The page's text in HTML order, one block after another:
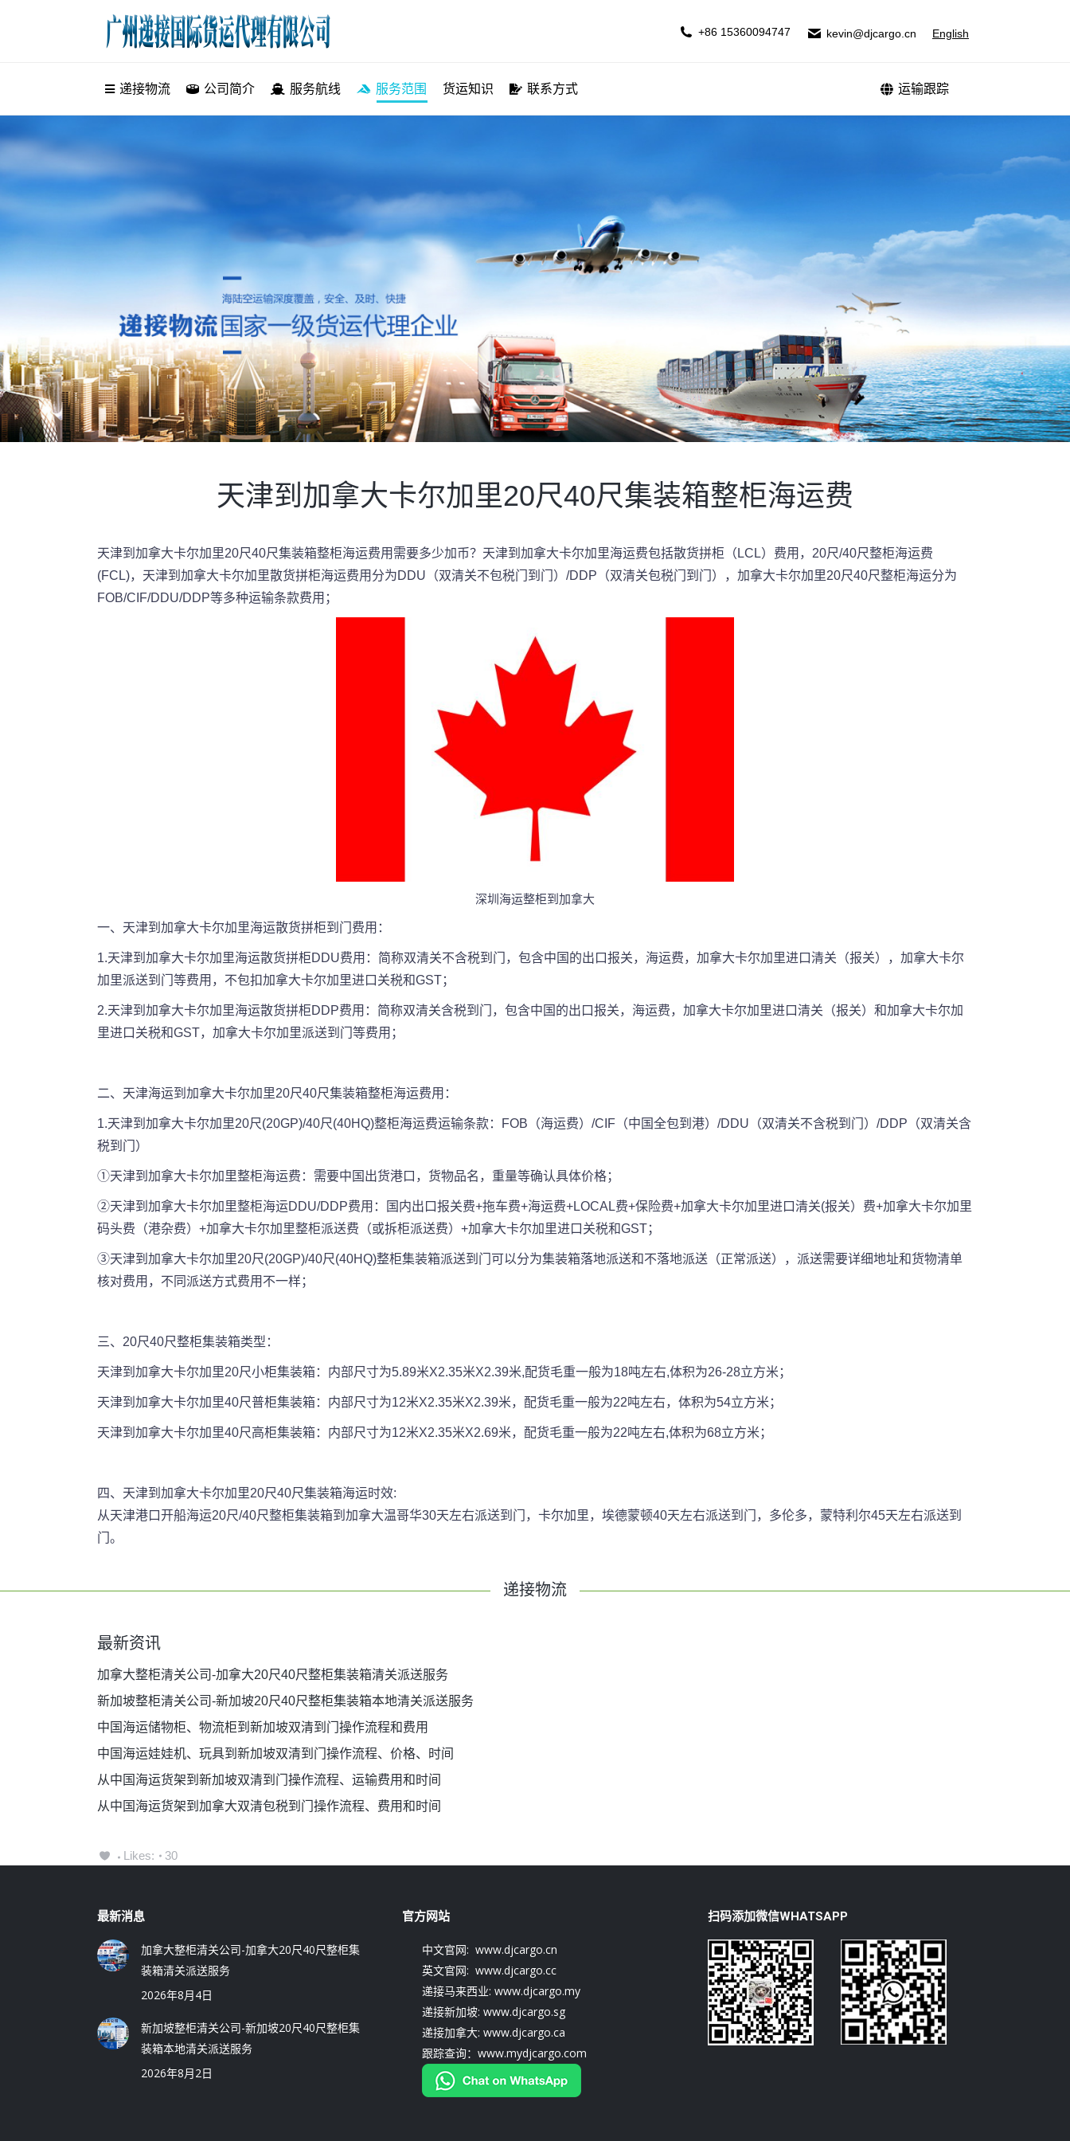
+86 15360094747 kevin@djcargo.cn English
递接物流 公司简介 服务航线 服务范围 货运知识 联系方式 运输跟踪
天津到加拿大卡尔加里20尺40尺集装箱整柜海运费
天津到加拿大卡尔加里20尺40尺集装箱整柜海运费用需要多少加币？天津到加拿大卡尔加里海运费包括散货拼柜（LCL）费用，20尺/40尺整柜海运费
(FCL)，天津到加拿大卡尔加里散货拼柜海运费用分为DDU（双清关不包税门到门）/DDP（双清关包税门到门），加拿大卡尔加里20尺40尺整柜海运分为
FOB/CIF/DDU/DDP等多种运输条款费用；
深圳海运整柜到加拿大
一、天津到加拿大卡尔加里海运散货拼柜到门费用：
1.天津到加拿大卡尔加里海运散货拼柜DDU费用：简称双清关不含税到门，包含中国的出口报关，海运费，加拿大卡尔加里进口清关（报关），加拿大卡尔
加里派送到门等费用，不包扣加拿大卡尔加里进口关税和GST；
2.天津到加拿大卡尔加里海运散货拼柜DDP费用：简称双清关含税到门，包含中国的出口报关，海运费，加拿大卡尔加里进口清关（报关）和加拿大卡尔加
里进口关税和GST，加拿大卡尔加里派送到门等费用；
二、天津海运到加拿大卡尔加里20尺40尺集装箱整柜海运费用：
1.天津到加拿大卡尔加里20尺(20GP)/40尺(40HQ)整柜海运费运输条款：FOB（海运费）/CIF（中国全包到港）/DDU（双清关不含税到门）/DDP（双清关含
税到门）
①天津到加拿大卡尔加里整柜海运费：需要中国出货港口，货物品名，重量等确认具体价格；
②天津到加拿大卡尔加里整柜海运DDU/DDP费用：国内出口报关费+拖车费+海运费+LOCAL费+保险费+加拿大卡尔加里进口清关(报关）费+加拿大卡尔加里
码头费（港杂费）+加拿大卡尔加里整柜派送费（或拆柜派送费）+加拿大卡尔加里进口关税和GST；
③天津到加拿大卡尔加里20尺(20GP)/40尺(40HQ)整柜集装箱派送到门可以分为集装箱落地派送和不落地派送（正常派送），派送需要详细地址和货物清单
核对费用，不同派送方式费用不一样；
三、20尺40尺整柜集装箱类型：
天津到加拿大卡尔加里20尺小柜集装箱：内部尺寸为5.89米X2.35米X2.39米,配货毛重一般为18吨左右,体积为26-28立方米；
天津到加拿大卡尔加里40尺普柜集装箱：内部尺寸为12米X2.35米X2.39米，配货毛重一般为22吨左右，体积为54立方米；
天津到加拿大卡尔加里40尺高柜集装箱：内部尺寸为12米X2.35米X2.69米，配货毛重一般为22吨左右,体积为68立方米；
四、天津到加拿大卡尔加里20尺40尺集装箱海运时效:
从天津港口开船海运20尺/40尺整柜集装箱到加拿大温哥华30天左右派送到门，卡尔加里，埃德蒙顿40天左右派送到门，多伦多，蒙特利尔45天左右派送到
门。
递接物流
最新资讯
加拿大整柜清关公司-加拿大20尺40尺整柜集装箱清关派送服务
新加坡整柜清关公司-新加坡20尺40尺整柜集装箱本地清关派送服务
中国海运储物柜、物流柜到新加坡双清到门操作流程和费用
中国海运娃娃机、玩具到新加坡双清到门操作流程、价格、时间
从中国海运货架到新加坡双清到门操作流程、运输费用和时间
从中国海运货架到加拿大双清包税到门操作流程、费用和时间
Likes: 30
最新消息
加拿大整柜清关公司-加拿大20尺40尺整柜集
装箱清关派送服务
2026年8月4日
新加坡整柜清关公司-新加坡20尺40尺整柜集
装箱本地清关派送服务
2026年8月2日
官方网站
中文官网: www.djcargo.cn
英文官网: www.djcargo.cc
递接马来西业: www.djcargo.my
递接新加坡: www.djcargo.sg
递接加拿大: www.djcargo.ca
跟踪查询：www.mydjcargo.com
扫码添加微信WHATSAPP
递接物流 联系方式 运输跟踪